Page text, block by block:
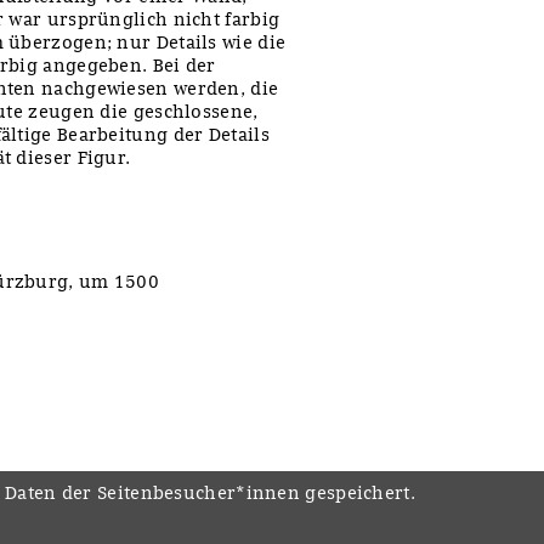
war ursprünglich nicht farbig
nur Details wie die
angegeben. Bei der
nachgewiesen werden, die
zeugen die geschlossene,
Bearbeitung der Details
dieser Figur.
um 1500
der Seitenbesucher*innen gespeichert.